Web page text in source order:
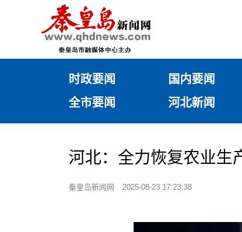
时政要闻 国内要闻
全市要闻
河北新闻
河北：全力恢复农业生
秦皇岛新闻网 2025-08-23 17:23:38